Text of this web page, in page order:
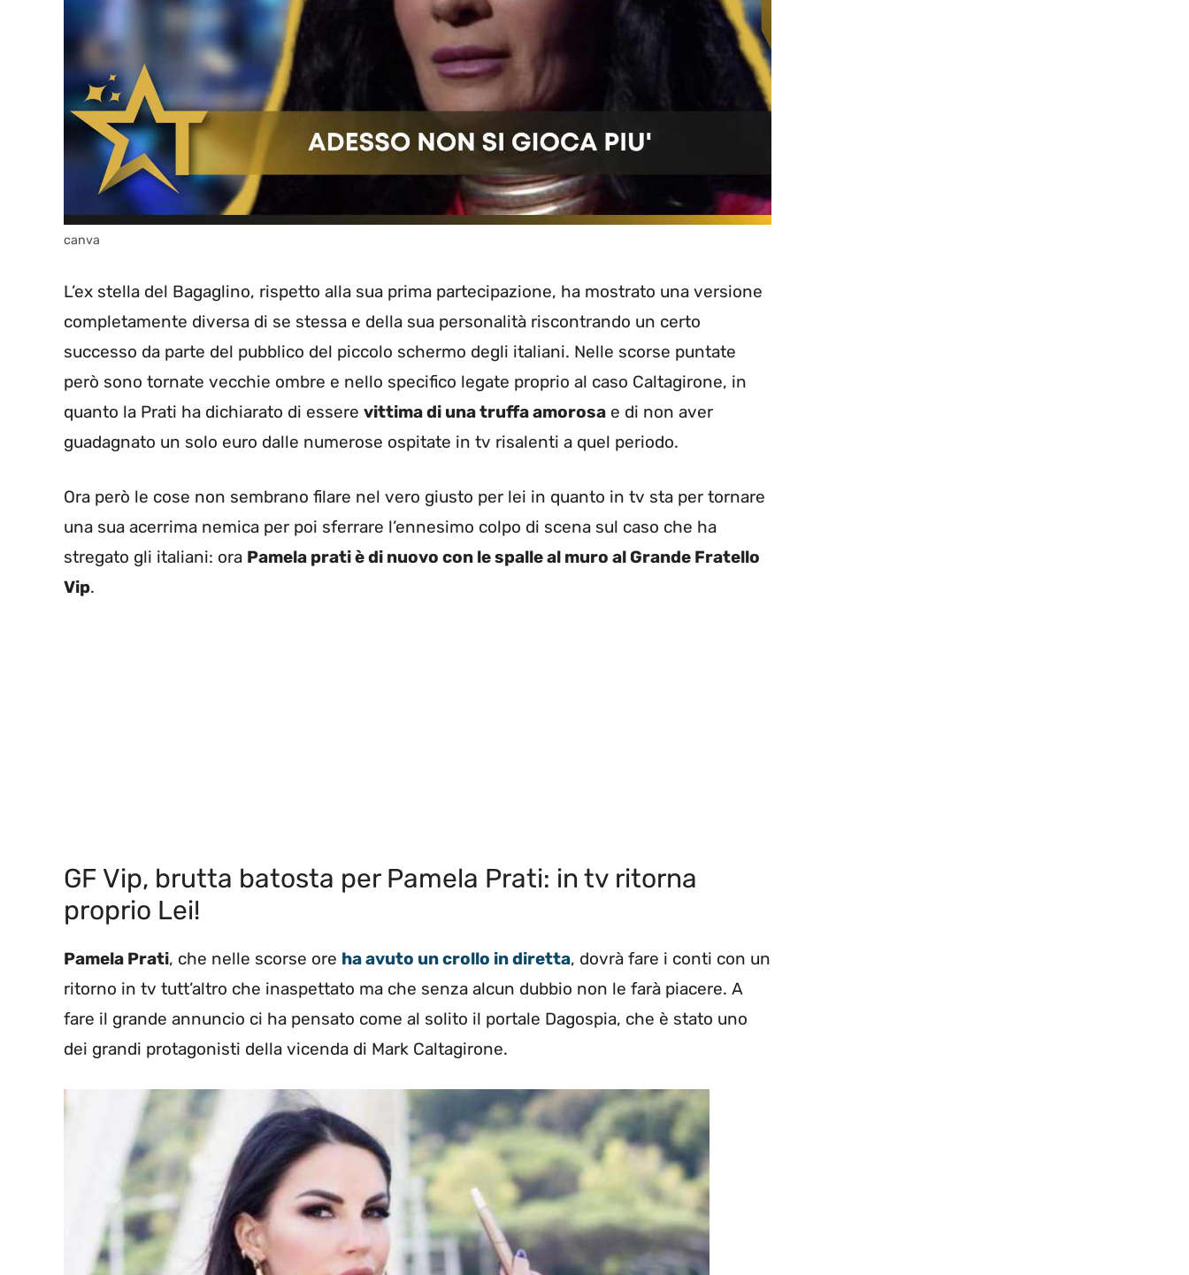
canva
L’ex stella del Bagaglino, rispetto alla sua prima partecipazione, ha mostrato una versione
completamente diversa di se stessa e della sua personalità riscontrando un certo
successo da parte del pubblico del piccolo schermo degli italiani. Nelle scorse puntate
però sono tornate vecchie ombre e nello specifico legate proprio al caso Caltagirone, in
quanto la Prati ha dichiarato di essere vittima di una truffa amorosa e di non aver
guadagnato un solo euro dalle numerose ospitate in tv risalenti a quel periodo.
Ora però le cose non sembrano filare nel vero giusto per lei in quanto in tv sta per tornare
una sua acerrima nemica per poi sferrare l’ennesimo colpo di scena sul caso che ha
stregato gli italiani: ora Pamela prati è di nuovo con le spalle al muro al Grande Fratello
Vip.
GF Vip, brutta batosta per Pamela Prati: in tv ritorna
proprio Lei!
Pamela Prati, che nelle scorse ore ha avuto un crollo in diretta, dovrà fare i conti con un
ritorno in tv tutt’altro che inaspettato ma che senza alcun dubbio non le farà piacere. A
fare il grande annuncio ci ha pensato come al solito il portale Dagospia, che è stato uno
dei grandi protagonisti della vicenda di Mark Caltagirone.